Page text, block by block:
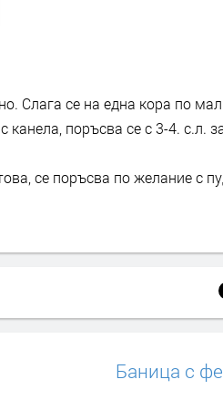
Слага се на една кора по
поръсва се с 3-4. с.л.
се поръсва по желание с
Баница с